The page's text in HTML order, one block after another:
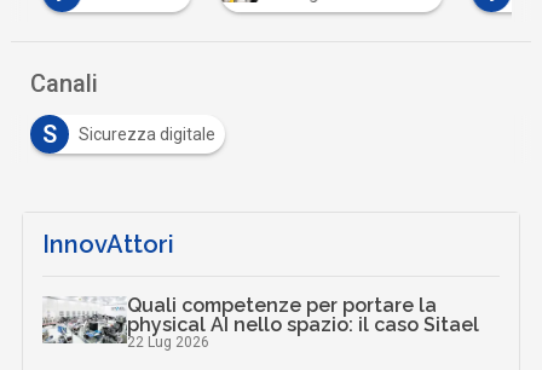
Canali
S
Sicurezza digitale
InnovAttori
Quali competenze per portare la
physical AI nello spazio: il caso Sitael
22 Lug 2026